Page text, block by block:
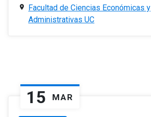
Facultad de Ciencias Económicas y
Administrativas UC
15 MAR